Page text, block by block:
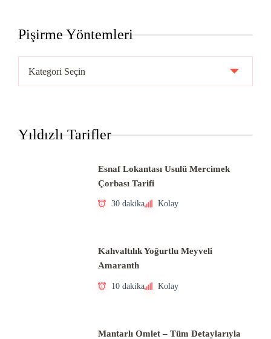
Pişirme Yöntemleri
Yöntemleri
Yıldızlı Tarifler
Esnaf Lokantası Usulü Mercimek
Çorbası Tarifi
30 dakika Kolay
Kahvaltılık Yoğurtlu Meyveli
Amaranth
10 dakika Kolay
Mantarlı Omlet – Tüm Detaylarıyla